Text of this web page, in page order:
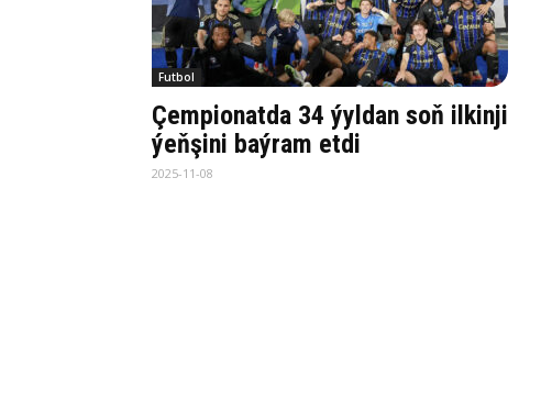
Futbol
Çempionatda 34 ýyldan soň ilkinji
ýeňşini baýram etdi
2025-11-08